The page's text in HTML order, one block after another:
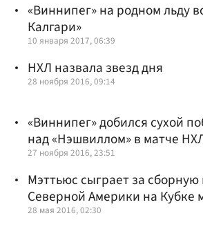
«Виннипег» на родном льду
Калгари»
10 января 2017, 06:39
НХЛ назвала звезд дня
28 ноября 2016, 09:14
«Виннипег» добился сухой
над «Нэшвиллом» в матче
27 ноября 2016, 23:51
Мэттьюс сыграет за
Северной Америки на Кубке
28 мая 2016, 02:30